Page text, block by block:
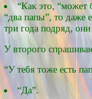
“Как это, “может
“два папы”, то даже
три года подряд,
У второго
“У тебя тоже есть
“Да”.